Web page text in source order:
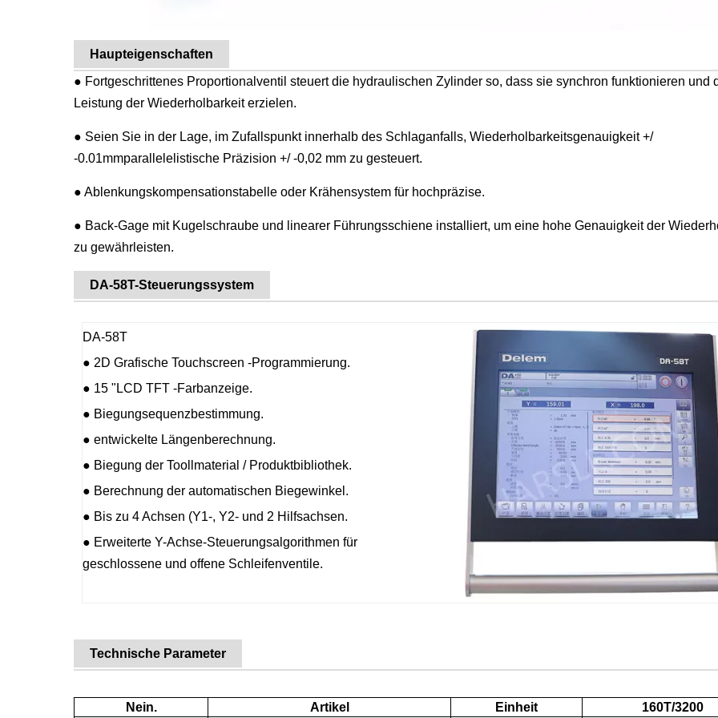
Haupteigenschaften
● Fortgeschrittenes Proportionalventil steuert die hydraulischen Zylinder so, dass sie synchron funktionieren und
Leistung der Wiederholbarkeit erzielen.
● Seien Sie in der Lage, im Zufallspunkt innerhalb des Schlaganfalls, Wiederholbarkeitsgenauigkeit +/
-0.01mmparallelelistische Präzision +/ -0,02 mm zu gesteuert.
● Ablenkungskompensationstabelle oder Krähensystem für hochpräzise.
● Back-Gage mit Kugelschraube und linearer Führungsschiene installiert, um eine hohe Genauigkeit der
zu gewährleisten.
DA-58T-Steuerungssystem
DA-58T
● 2D Grafische Touchscreen -Programmierung.
● 15 "LCD TFT -Farbanzeige.
● Biegungsequenzbestimmung.
● entwickelte Längenberechnung.
● Biegung der Toollmaterial / Produktbibliothek.
● Berechnung der automatischen Biegewinkel.
● Bis zu 4 Achsen (Y1-, Y2- und 2 Hilfsachsen.
● Erweiterte Y-Achse-Steuerungsalgorithmen für
geschlossene und offene Schleifenventile.
Technische Parameter
Nein. Artikel Einheit 160T/3200